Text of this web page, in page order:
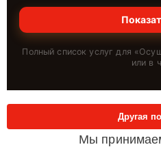
Полный список услуг для «
или в
Мы
Другая